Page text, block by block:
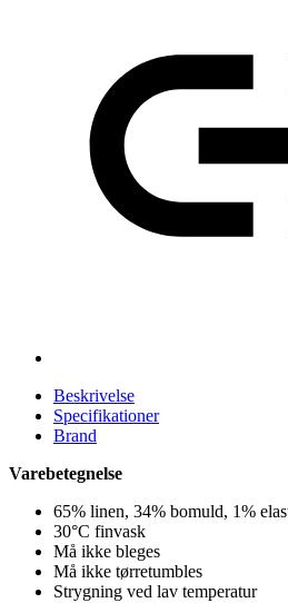
Beskrivelse
Specifikationer
Brand
Varebetegnelse
65% linen, 34% bomuld, 1%
30°C finvask
Må ikke bleges
Må ikke tørretumbles
Strygning ved lav temperatur